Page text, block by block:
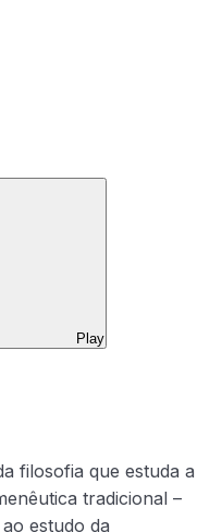
Play
filosofia que estuda a
tradicional –
estudo da